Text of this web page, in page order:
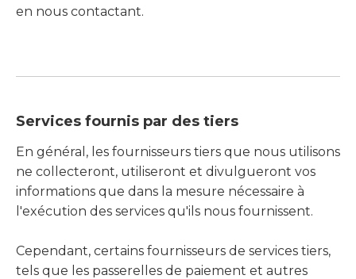
en nous contactant.
Services fournis par des tiers
En général, les fournisseurs tiers que nous utilisons
ne collecteront, utiliseront et divulgueront vos
informations que dans la mesure nécessaire à
l'exécution des services qu'ils nous fournissent.
Cependant, certains fournisseurs de services tiers,
tels que les passerelles de paiement et autres